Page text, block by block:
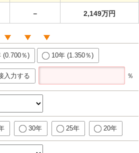
－ 2,149万円
(0.700％) 10年 (1.350％)
入力する ％
30年 25年 20年